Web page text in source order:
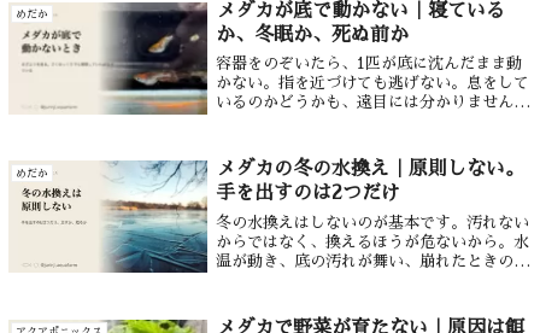
めだか
メダカが底で動かない｜寝ている
か、冬眠か、死ぬ前か
容器をのぞいたら、1匹が底に沈んだまま動
かない。指を近づけても逃げない。息をして
いるのかどうかも、遠目には分かりません。
きていれば、そのまま放っておくのが正解
と...
めだか
メダカの冬の水換え｜原則しない。
手を出すのは2つだけ
冬の水換えはしないのが基本です。汚れない
からではなく、換えるほうが危ないから。水
温が動き、底の汚れが舞い、崩れたときの戻
落ち葉が溜まったら取る。どちらも水換えで
メダカで野菜が育たない｜原因は餌